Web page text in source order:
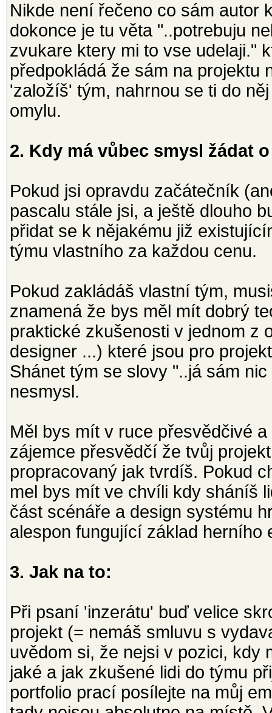
Nikde není řečeno co sám autor
dokonce je tu věta "..potrebuju
zvukare ktery mi to vse udelaji."
předpokládá že sám na projektu
'založíš' tým, nahrnou se ti do
omylu.
2. Kdy má vůbec smysl žádat
Pokud jsi opravdu začátečník
pascalu stále jsi, a ještě dlouho
přidat se k nějakému již
týmu vlastního za každou cenu.
Pokud zakládáš vlastní tým,
znamená že bys měl mít dobrý
praktické zkušenosti v jednom z
designer ...) které jsou pro
Shánet tým se slovy "..já sám
nesmysl.
Měl bys mít v ruce přesvědčivé
zájemce přesvědčí že tvůj
propracovaný jak tvrdíš. Pokud
mel bys mít ve chvíli kdy sháníš
část scénáře a design systému
alespon fungující základ herního
3. Jak na to:
Při psaní 'inzerátu' buď velice
projekt (= nemáš smluvu s
uvědom si, že nejsi v pozici, kdy
jaké a jak zkušené lidi do týmu
portfolio prací posílejte na můj